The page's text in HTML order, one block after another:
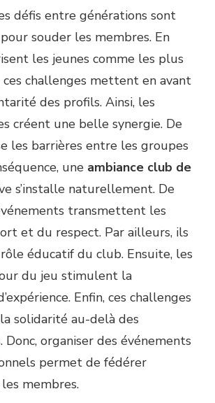
défis entre générations sont
souder les membres. En
les jeunes comme les plus
ces challenges mettent en avant
des profils. Ainsi, les
créent une belle synergie. De
les barrières entre les groupes
une ambiance club de
s’installe naturellement. De
transmettent les
et du respect. Par ailleurs, ils
éducatif du club. Ensuite, les
du jeu stimulent la
Enfin, ces challenges
solidarité au-delà des
Donc, organiser des événements
permet de fédérer
membres.